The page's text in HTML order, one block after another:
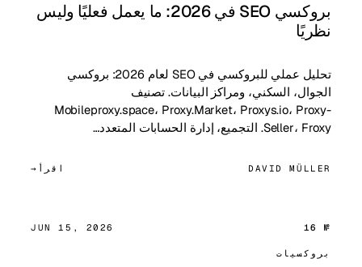
بروكسي SEO في 2026: ما يعمل فعليًا وليس
نظريًا
تحليل عملي للبروكسي في SEO لعام 2026: بروكسي
الجوال، السكني، ومراكز البيانات. تصنيف
Mobileproxy.space، Proxy.Market، Proxys.io، Proxy-
Seller، Froxy. التجميع، إدارة الحسابات المتعدد…
DAVID MÜLLER اقرأ
№ 16
JUN 15, 2026
بروكسيات